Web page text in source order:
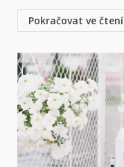
Pokračovat ve čtení